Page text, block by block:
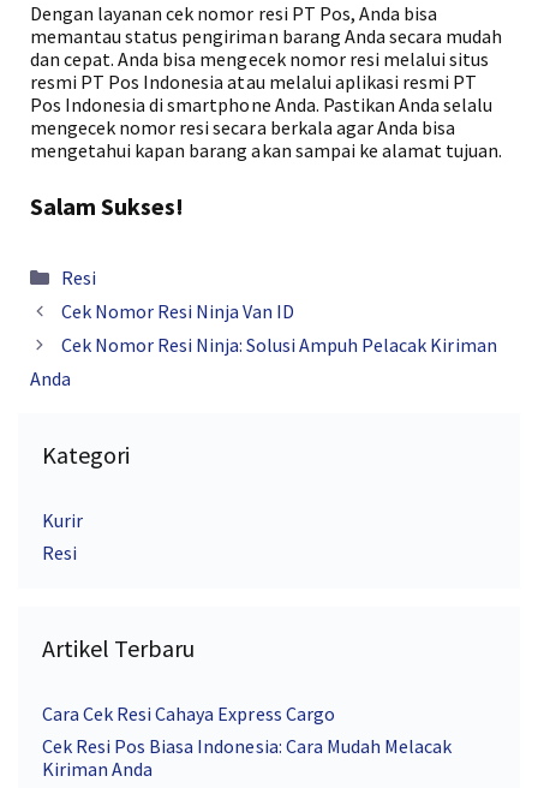
Dengan layanan cek nomor resi PT Pos, Anda bisa
memantau status pengiriman barang Anda secara mudah
dan cepat. Anda bisa mengecek nomor resi melalui situs
resmi PT Pos Indonesia atau melalui aplikasi resmi PT
Pos Indonesia di smartphone Anda. Pastikan Anda selalu
mengecek nomor resi secara berkala agar Anda bisa
mengetahui kapan barang akan sampai ke alamat tujuan.
Salam Sukses!
Kategori
Resi
Cek Nomor Resi Ninja Van ID
Cek Nomor Resi Ninja: Solusi Ampuh Pelacak Kiriman
Anda
Kategori
Kurir
Resi
Artikel Terbaru
Cara Cek Resi Cahaya Express Cargo
Cek Resi Pos Biasa Indonesia: Cara Mudah Melacak
Kiriman Anda